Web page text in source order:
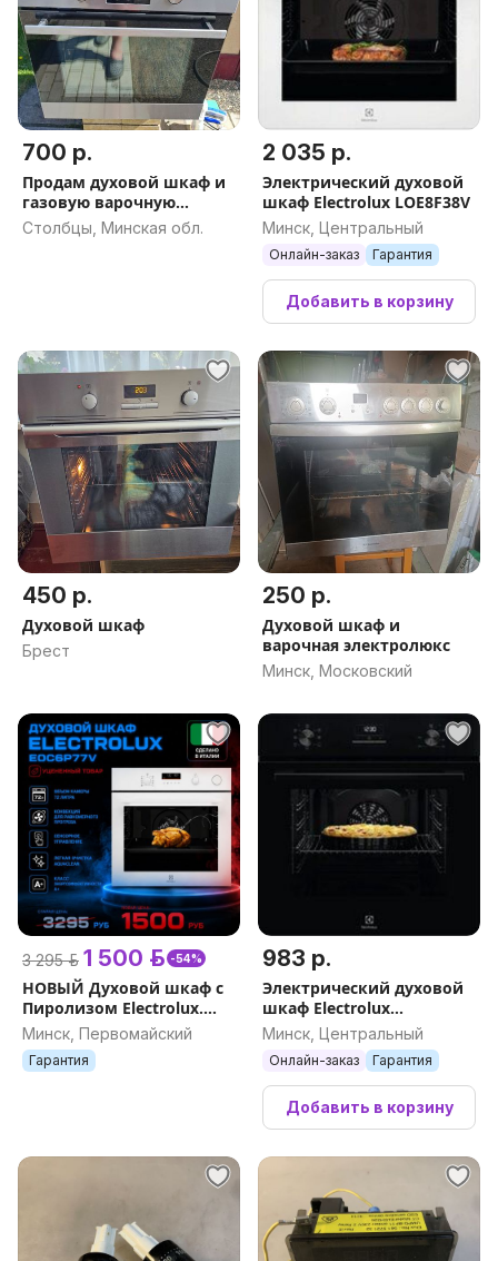
700 р.
Продам духовой шкаф и
газовую варочную
панель
Столбцы, Минская обл.
2 035 р.
Электрический духовой
шкаф Electrolux LOE8F38V
Минск, Центральный
Онлайн-заказ Гарантия
Добавить в корзину
450 р.
Духовой шкаф
Брест
250 р.
Духовой шкаф и
варочная электролюкс
Минск, Московский
3 295 р. 1 500 р. -54%
НОВЫЙ Духовой шкаф с
Пиролизом Electrolux.
Гарантия. Доставка
Минск, Первомайский
Гарантия
983 р.
Электрический духовой
шкаф Electrolux
LOH3H00BK
Минск, Центральный
Онлайн-заказ Гарантия
Добавить в корзину